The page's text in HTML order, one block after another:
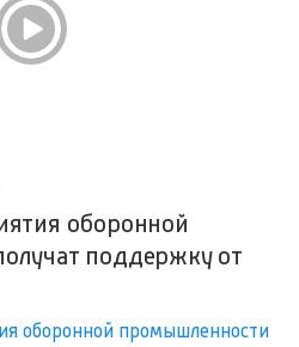
оборонной
поддержку от